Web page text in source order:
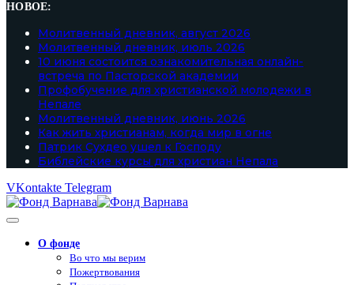
НОВОЕ:
Молитвенный дневник, август 2026
Молитвенный дневник, июль 2026
10 июня состоится ознакомительная онлайн-
встреча по Пасторской академии
Профобучение для христианской молодежи в
Непале
Молитвенный дневник, июнь 2026
Как жить христианам, когда мир в огне
Патрик Сухдео ушел к Господу
Библейские курсы для христиан Непала
VKontakte Telegram
О фонде
Во что мы верим
Пожертвования